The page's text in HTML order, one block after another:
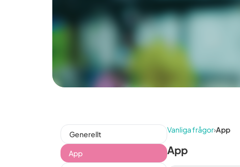
Generellt
App
Vanliga frågor›App
App